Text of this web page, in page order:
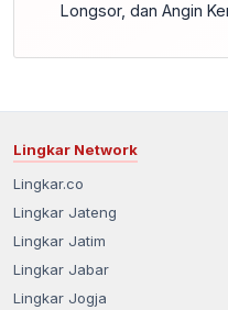
Longsor, dan Angin
Lingkar Network
Lingkar.co
Lingkar Jateng
Lingkar Jatim
Lingkar Jabar
Lingkar Jogja